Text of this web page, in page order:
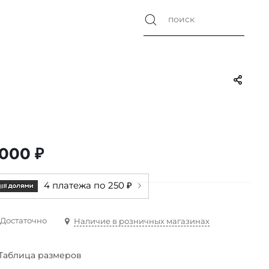
₽
4 платежа по 250 ₽
Достаточно Наличие в розничных магазинах
размеров